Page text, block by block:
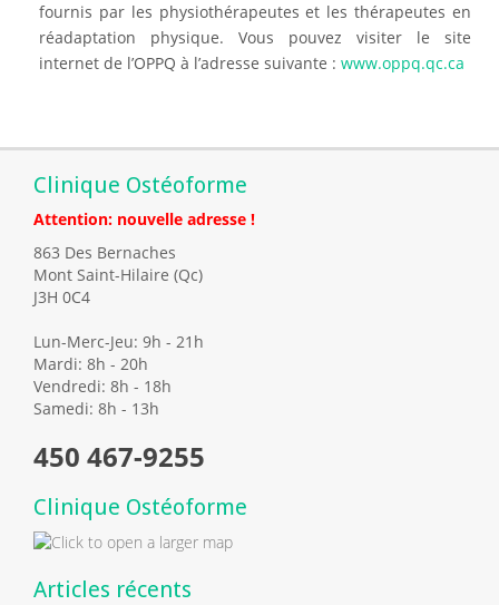
fournis par les physiothérapeutes et les thérapeutes en
réadaptation physique. Vous pouvez visiter le site
internet de l’OPPQ à l’adresse suivante : www.oppq.qc.ca
Clinique Ostéoforme
Attention: nouvelle adresse !
863 Des Bernaches
Mont Saint-Hilaire (Qc)
J3H 0C4
Lun-Merc-Jeu: 9h - 21h
Mardi: 8h - 20h
Vendredi: 8h - 18h
Samedi: 8h - 13h
450 467-9255
Clinique Ostéoforme
Articles récents